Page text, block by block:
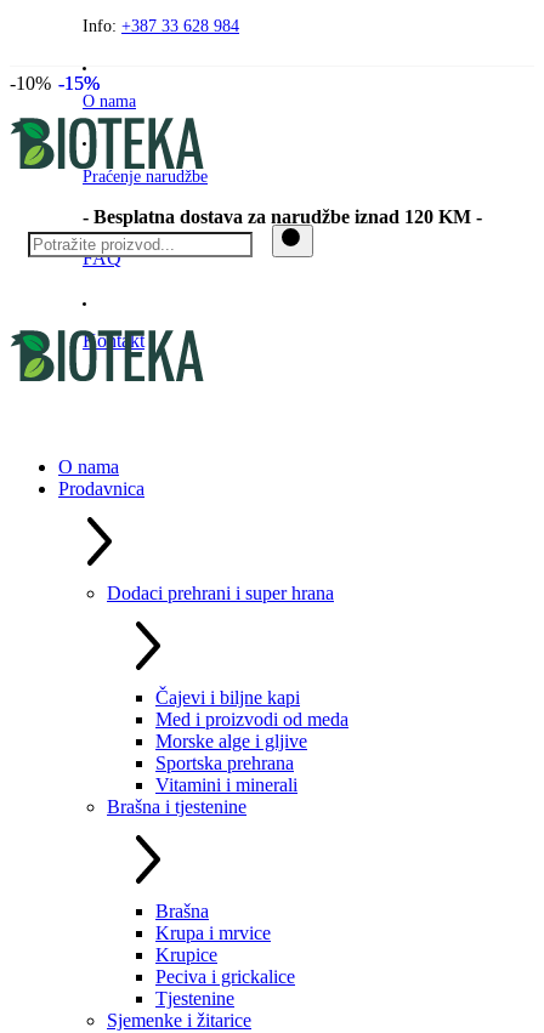
PreskočiteInfo: +387 33 628 984
O nama
Praćenje narudžbe
- Besplatna dostava za narudžbe iznad 120 KM -
FAQ
Kontakt
O nama
Prodavnica
Dodaci prehrani i super hrana
Čajevi i biljne kapi
Med i proizvodi od meda
Morske alge i gljive
Sportska prehrana
Vitamini i minerali
Brašna i tjestenine
Brašna
Krupa i mrvice
Krupice
Peciva i grickalice
Tjestenine
Sjemenke i žitarice
-10% -15%
-15%